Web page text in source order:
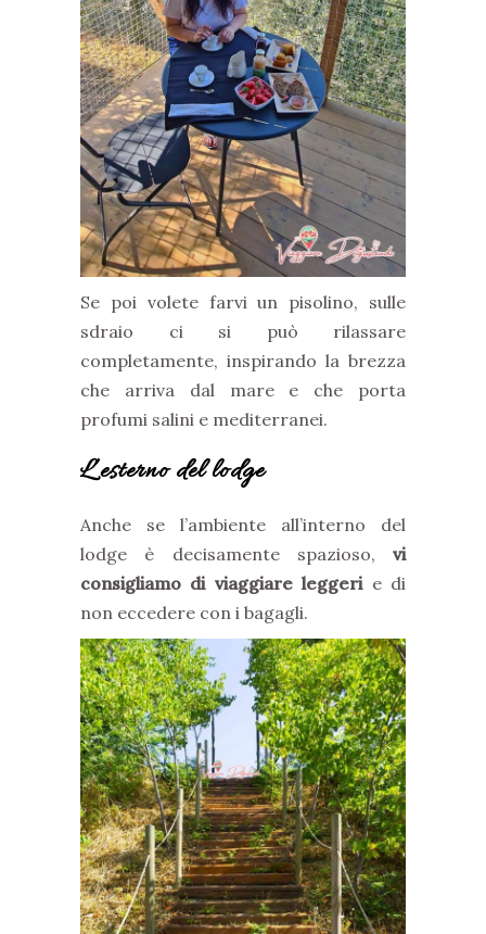
Se poi volete farvi un pisolino, sulle
sdraio ci si può rilassare
completamente, inspirando la brezza
che arriva dal mare e che porta
profumi salini e mediterranei.
L’esterno del lodge
Anche se l’ambiente all’interno del
lodge è decisamente spazioso, vi
consigliamo di viaggiare leggerie di
non eccedere con i bagagli.